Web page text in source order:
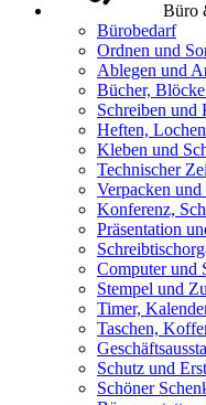
Büro
Bürobedarf
Ordnen und
Ablegen und
Bücher,
Schreiben und
Heften,
Kleben und
Technischer
Verpacken und
Konferenz,
Präsentation
Computer und
Stempel und
Timer,
Taschen,
Schutz und
Schöner